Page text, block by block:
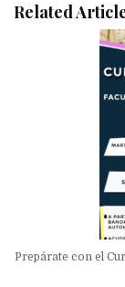
Related
Prepárate con el